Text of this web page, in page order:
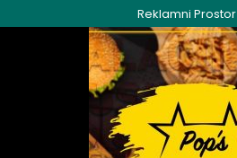
to
Reklamni Prostor